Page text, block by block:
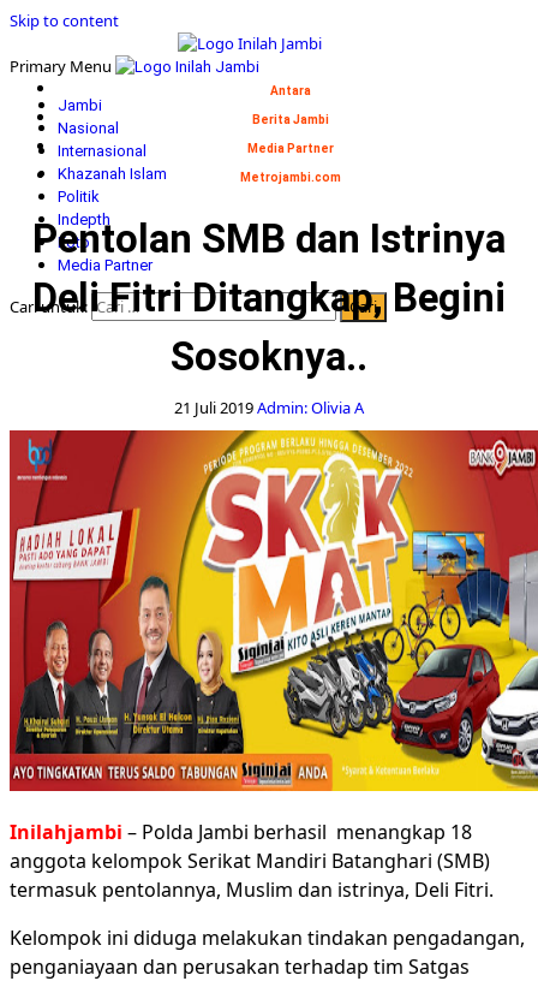
Skip to content
Primary Menu
Jambi
Nasional
Internasional
Khazanah Islam
Politik
Indepth
Foto
Media Partner
Cari untuk:
Antara
Berita Jambi
Media Partner
Metrojambi.com
Pentolan SMB dan Istrinya
Deli Fitri Ditangkap, Begini
Sosoknya..
21 Juli 2019Admin: Olivia A
Inilahjambi – Polda Jambi berhasil menangkap 18
anggota kelompok Serikat Mandiri Batanghari (SMB)
termasuk pentolannya, Muslim dan istrinya, Deli Fitri.
Kelompok ini diduga melakukan tindakan pengadangan,
penganiayaan dan perusakan terhadap tim Satgas